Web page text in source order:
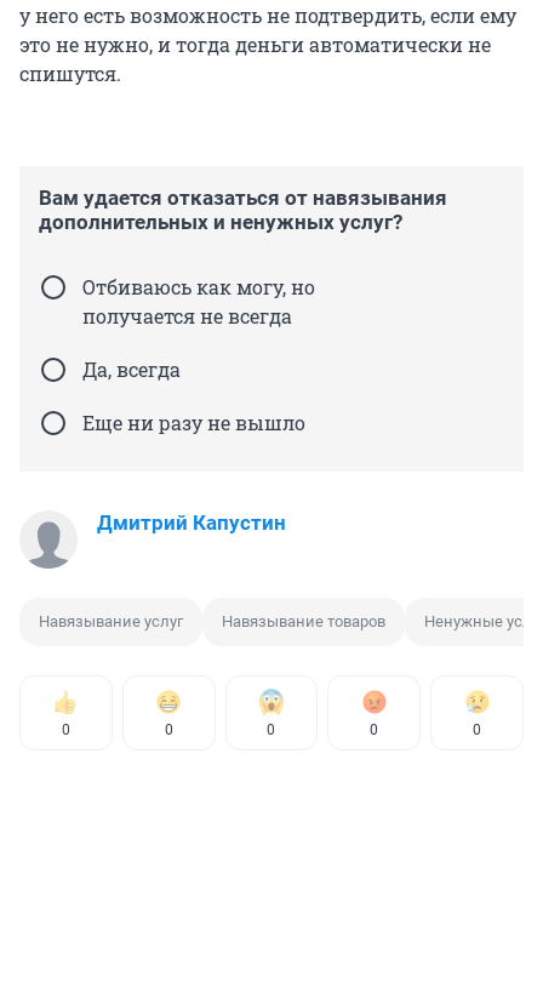
у него есть возможность не подтвердить, если ему
это не нужно, и тогда деньги автоматически не
спишутся.
Вам удается отказаться от навязывания
дополнительных и ненужных услуг?
Отбиваюсь как могу, но
получается не всегда
Да, всегда
Еще ни разу не вышло
Дмитрий Капустин
Навязывание услуг Навязывание товаров Ненужные
0 0 0 0 0